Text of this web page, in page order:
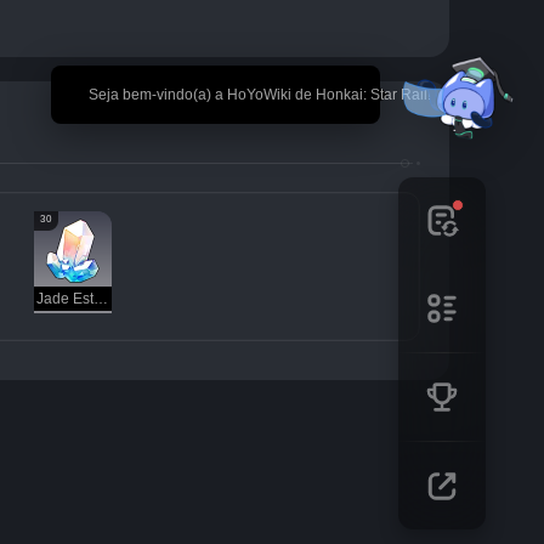
🎉 Seja bem-vindo(a) a HoYoWiki de Honkai: Star Rail!
30
Jade Estelar